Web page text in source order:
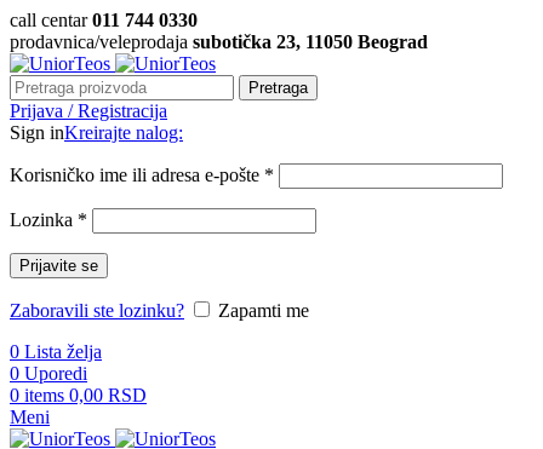
call centar011 744 0330
prodavnica/veleprodaja subotička 23, 11050 Beograd
Pretraga
Prijava / Registracija
Sign inKreirajte nalog:
Korisničko ime ili adresa e-pošte *
Lozinka *
Prijavite se
Zaboravili ste lozinku?
Zapamti me
0 Lista želja
0 Uporedi
0 items 0,00 RSD
Meni